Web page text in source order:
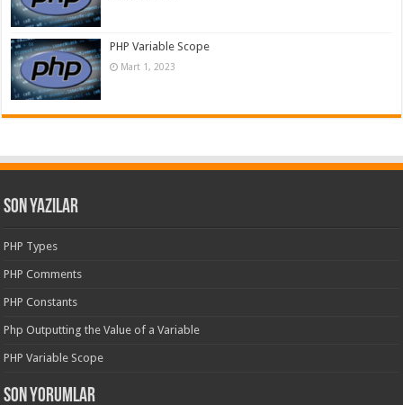
PHP Variable Scope
Mart 1, 2023
Son Yazılar
PHP Types
PHP Comments
PHP Constants
Php Outputting the Value of a Variable
PHP Variable Scope
Son yorumlar